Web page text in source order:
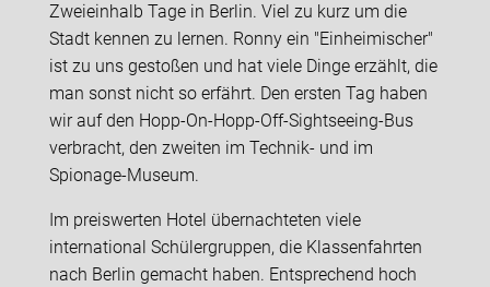
Zweieinhalb Tage in Berlin. Viel zu kurz um die
Stadt kennen zu lernen. Ronny ein "Einheimischer"
ist zu uns gestoßen und hat viele Dinge erzählt, die
man sonst nicht so erfährt. Den ersten Tag haben
wir auf den Hopp-On-Hopp-Off-Sightseeing-Bus
verbracht, den zweiten im Technik- und im
Spionage-Museum.
Im preiswerten Hotel übernachteten viele
international Schülergruppen, die Klassenfahrten
nach Berlin gemacht haben. Entsprechend hoch